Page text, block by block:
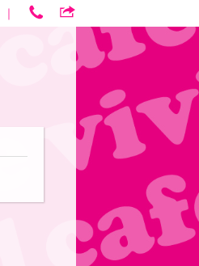
｜